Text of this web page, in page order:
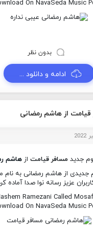
On NavaSeda Music
بدون نظر
ادامه و دانلود ...
قیامت از هاشم رمضانی
جدید مسافر قیامت از هاشم
جدیدی از هاشم رمضانی به نام
عزیز رسانه نوا صدا آماده
Ramezani Called
On NavaSeda Music